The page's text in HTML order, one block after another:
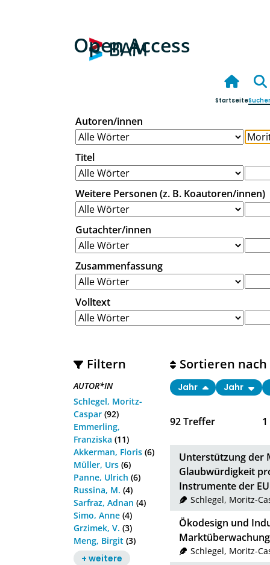
Open Access
Startseite
Autoren/innen
Titel
Weitere Personen (z. B. Koautoren/innen)
Gutachter/innen
Zusammenfassung
Volltext
Filtern
AUTOR*IN
Schlegel, Moritz-
Caspar (92)
Emmerling,
Franziska (11)
Akkerman, Floris (6)
Müller, Urs (6)
Panne, Ulrich (6)
Russina, M. (4)
Sarfraz, Adnan (4)
Simo, Anne (4)
Grzimek, V. (3)
Meng, Birgit (3)
+ weitere
92Treffer 1
Sortieren nach
Jahr Jahr
Unterstützung der
Glaubwürdigkeit
Instrumente der EU
Schlegel, Moritz-
Ökodesign und
Schlegel, Moritz-